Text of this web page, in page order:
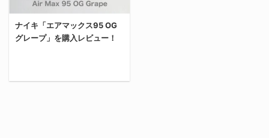
ナイキ「エアマックス95 OG
グレープ」を購入レビュー！
今回は、元祖スニーカー